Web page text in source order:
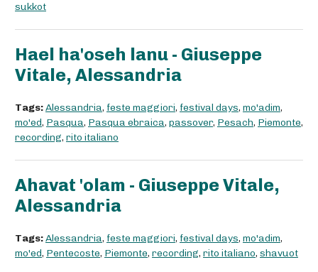
sukkot
Hael ha'oseh lanu - Giuseppe
Vitale, Alessandria
Tags:Alessandria, feste maggiori, festival days, mo'adim,
mo'ed, Pasqua, Pasqua ebraica, passover, Pesach, Piemonte,
recording, rito italiano
Ahavat 'olam - Giuseppe Vitale,
Alessandria
Tags:Alessandria, feste maggiori, festival days, mo'adim,
mo'ed, Pentecoste, Piemonte, recording, rito italiano, shavuot